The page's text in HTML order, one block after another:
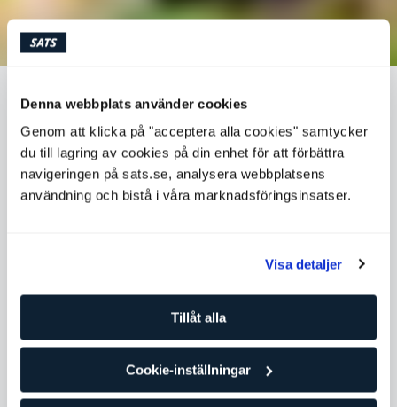
Denna webbplats använder cookies
Genom att klicka på "acceptera alla cookies" samtycker
du till lagring av cookies på din enhet för att förbättra
navigeringen på sats.se, analysera webbplatsens
användning och bistå i våra marknadsföringsinsatser.
Visa detaljer
Tillåt alla
Cookie-inställningar
TRÄNING GÖR ATT VI ÄTER BÄTTRE
Har du lagt märke till att du äter bättre och är mindre
sötsugen när du tränar regelbundet?
Att träning är bra för oss vet de flesta, men att det dessutom
Här utreder vi de olika anledningarna till varför det är så.